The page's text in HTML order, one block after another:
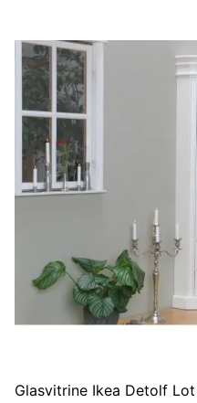
Glasvitrine Ikea Detolf